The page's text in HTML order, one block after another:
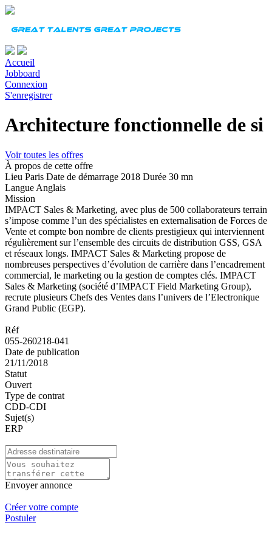
Accueil
Jobboard
Connexion
S'enregistrer
Architecture fonctionnelle de si
Voir toutes les offres
À propos de cette offre
Lieu Paris Date de démarrage 2018 Durée 30 mn
Langue Anglais
Mission
IMPACT Sales & Marketing, avec plus de 500 collaborateurs terrain
s’impose comme l’un des spécialistes en externalisation de Forces de
Vente et compte bon nombre de clients prestigieux qui interviennent
régulièrement sur l’ensemble des circuits de distribution GSS, GSA
et réseaux longs. IMPACT Sales & Marketing propose de
nombreuses perspectives d’évolution de carrière dans l’encadrement
commercial, le marketing ou la gestion de comptes clés. IMPACT
Sales & Marketing (société d’IMPACT Field Marketing Group),
recrute plusieurs Chefs des Ventes dans l’univers de l’Electronique
Grand Public (EGP).
Réf
055-260218-041
Date de publication
21/11/2018
Statut
Ouvert
Type de contrat
CDD-CDI
Sujet(s)
ERP
Envoyer annonce
Créer votre compte
Postuler